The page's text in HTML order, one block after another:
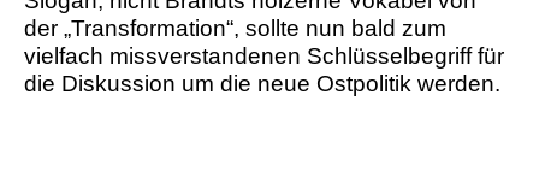
der „Transformation“, sollte nun bald zum
vielfach missverstandenen Schlüsselbegriff für
die Diskussion um die neue Ostpolitik werden.